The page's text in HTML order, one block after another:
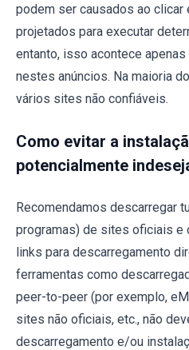
podem ser causados ao clicar
projetados para executar
entanto, isso acontece
nestes anúncios. Na maioria
vários sites não confiáveis.
Como evitar a
potencialmente
Recomendamos descarregar
programas) de sites oficiais e
links para descarregamento
ferramentas como
peer-to-peer (por exemplo,
sites não oficiais, etc., não
descarregamento e/ou